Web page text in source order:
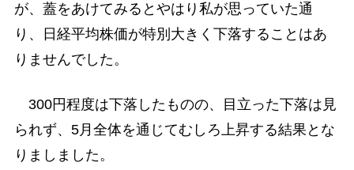
が、蓋をあけてみるとやはり私が思っていた通
り、日経平均株価が特別大きく下落することはあ
りませんでした。
300円程度は下落したものの、目立った下落は見
られず、5月全体を通じてむしろ上昇する結果とな
りましました。